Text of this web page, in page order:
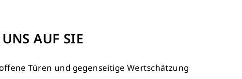
AUF SIE
Türen und gegenseitige Wertschätzung